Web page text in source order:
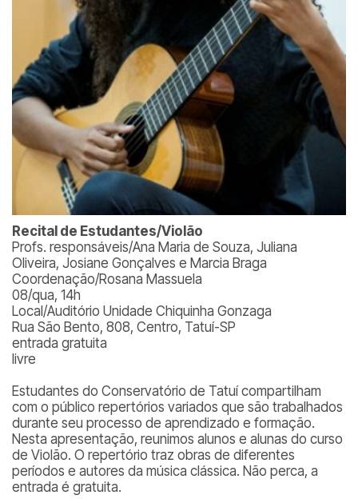
Recital de Estudantes/Violão
Profs. responsáveis/Ana Maria de Souza, Juliana
Oliveira, Josiane Gonçalves e Marcia Braga
Coordenação/Rosana Massuela
08/qua, 14h
Local/Auditório Unidade Chiquinha Gonzaga
Rua São Bento, 808, Centro, Tatuí-SP
entrada gratuita
livre
Estudantes do Conservatório de Tatuí compartilham
com o público repertórios variados que são trabalhados
durante seu processo de aprendizado e formação.
Nesta apresentação, reunimos alunos e alunas do curso
de Violão. O repertório traz obras de diferentes
períodos e autores da música clássica. Não perca, a
entrada é gratuita.